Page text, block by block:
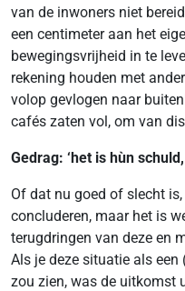
van de inwoners niet
een centimeter aan het
bewegingsvrijheid in te
rekening houden met
volop gevlogen naar
cafés zaten vol, om van
Gedrag: ‘het is hùn
Of dat nu goed of slecht
concluderen, maar het is
terugdringen van deze en
Als je deze situatie als
zou zien, was de uitkomst